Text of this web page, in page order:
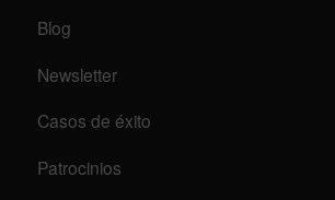
Blog
Newsletter
Casos de éxito
Patrocinios